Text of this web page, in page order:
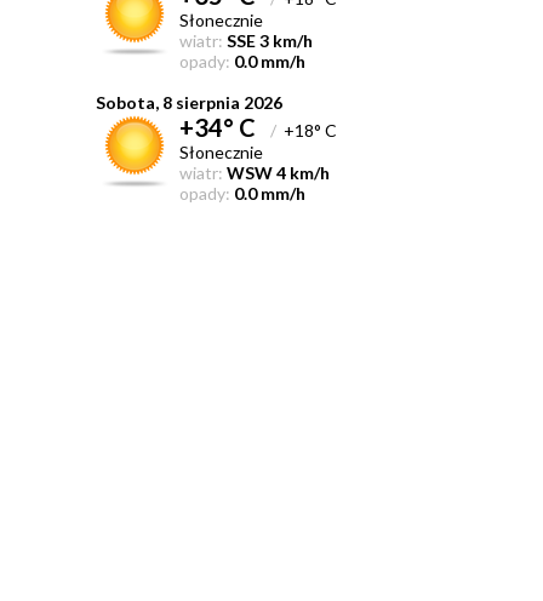
Słonecznie
wiatr: SSE 3 km/h
opady: 0.0 mm/h
Sobota, 8 sierpnia 2026
+34° C /+18° C
Słonecznie
wiatr: WSW 4 km/h
opady: 0.0 mm/h